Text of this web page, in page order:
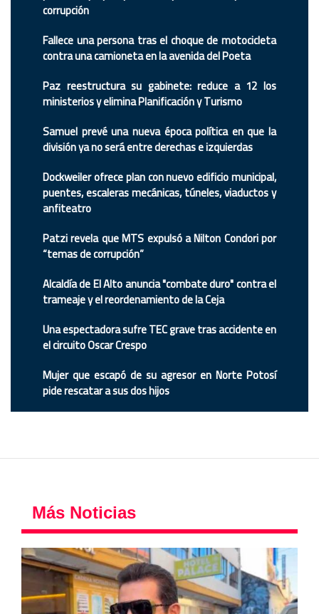
corrupción
Fallece una persona tras el choque de motocicleta
contra una camioneta en la avenida del Poeta
Paz reestructura su gabinete: reduce a 12 los
ministerios y elimina Planificación y Turismo
Samuel prevé una nueva época política en que la
división ya no será entre derechas e izquierdas
Dockweiler ofrece plan con nuevo edificio municipal,
puentes, escaleras mecánicas, túneles, viaductos y
anfiteatro
Patzi revela que MTS expulsó a Nilton Condori por
“temas de corrupción”
Alcaldía de El Alto anuncia "combate duro" contra el
trameaje y el reordenamiento de la Ceja
Una espectadora sufre TEC grave tras accidente en
el circuito Oscar Crespo
Mujer que escapó de su agresor en Norte Potosí
pide rescatar a sus dos hijos
Más Noticias